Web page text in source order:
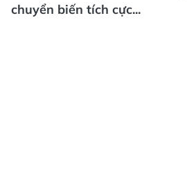
chuyển biến tích cực...